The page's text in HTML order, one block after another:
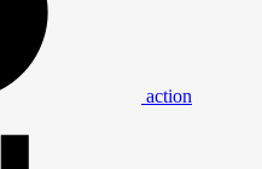
action